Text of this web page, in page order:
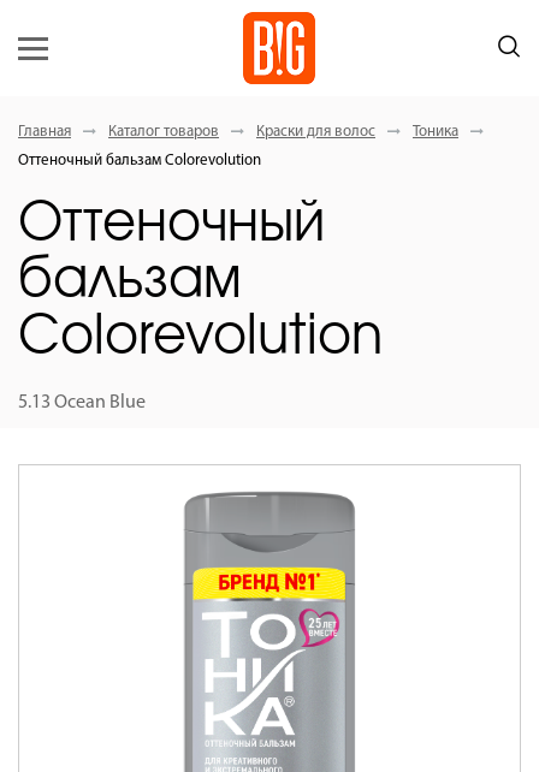
Главная Каталог товаров Краски для волос
Тоника
Оттеночный бальзам Colorevolution
Оттеночный
бальзам
Colorevolution
5.13 Ocean Blue